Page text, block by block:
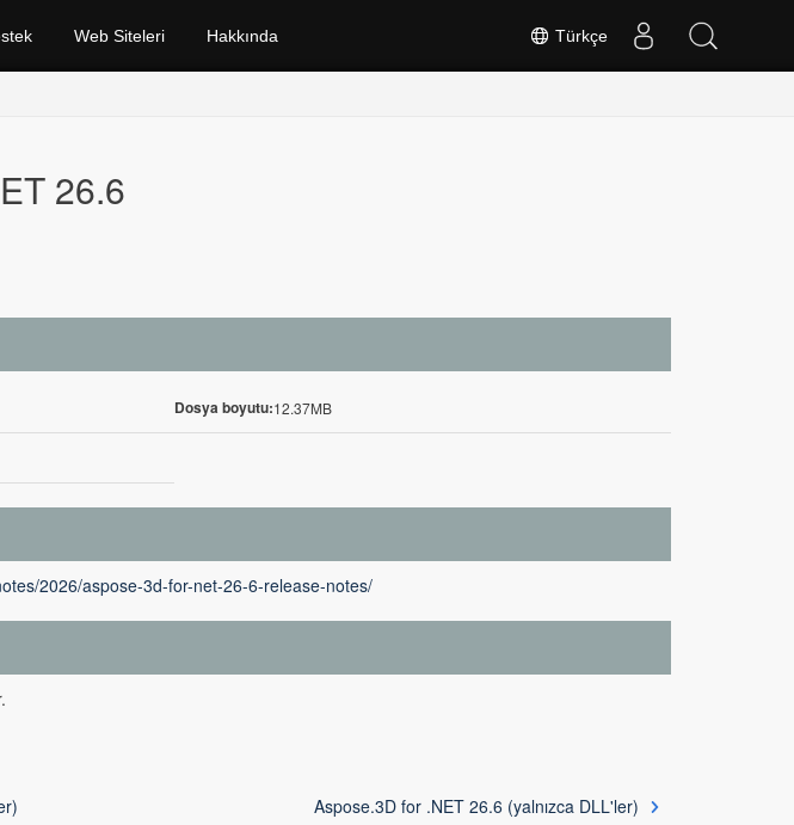
Türkçe
Web Siteleri Hakkında
26.6
Dosya boyutu:12.37MB
2026/aspose-3d-for-net-26-6-release-notes/
Aspose.3D for .NET 26.6 (yalnızca DLL'ler)